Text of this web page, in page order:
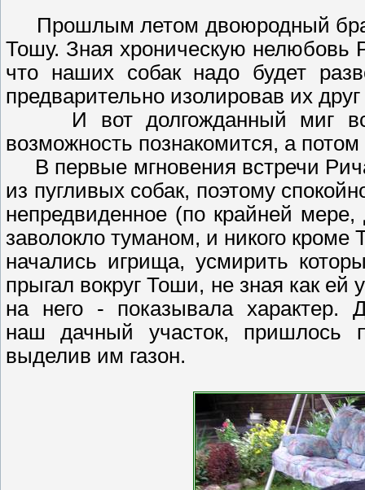
Прошлым летом двоюродный брат
Тошу. Зная хроническую нелюбовь
что наших собак надо будет
предварительно изолировав их друг
И вот долгожданный миг
возможность познакомится, а
В первые мгновения встречи
из пугливых собак, поэтому
непредвиденное (по крайней
заволокло туманом, и никого
начались игрища, усмирить
прыгал вокруг Тоши, не зная как ей
на него - показывала характер.
наш дачный участок, пришлось
выделив им газон.